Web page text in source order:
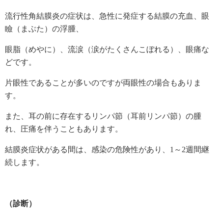
流行性角結膜炎の症状は、急性に発症する結膜の充血、眼
瞼（まぶた）の浮腫、
眼脂（めやに）、流涙（涙がたくさんこぼれる）、眼痛な
どです。
片眼性であることが多いのですが両眼性の場合もありま
す。
また、耳の前に存在するリンパ節（耳前リンパ節）の腫
れ、圧痛を伴うこともあります。
結膜炎症状がある間は、感染の危険性があり、1～2週間継
続します。
（診断）